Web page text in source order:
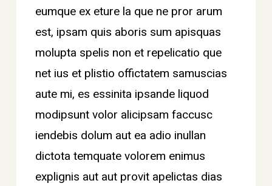
eumque ex eture la que ne pror arum
est, ipsam quis aboris sum apisquas
molupta spelis non et repelicatio que
net ius et plistio offictatem samuscias
aute mi, es essinita ipsande liquod
modipsunt volor alicipsam faccusc
iendebis dolum aut ea adio inullan
dictota temquate volorem enimus
explignis aut aut provit apelictas dias